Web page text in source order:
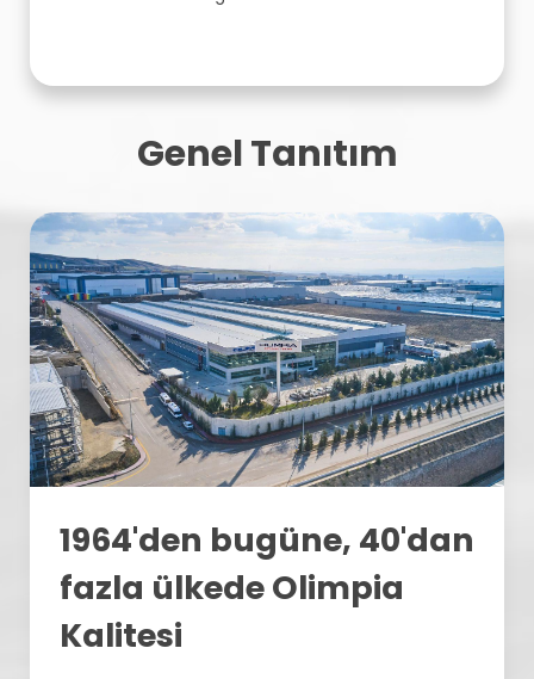
Genel Tanıtım
1964'den bugüne, 40'dan
fazla ülkede Olimpia
Kalitesi